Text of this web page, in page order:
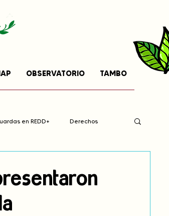
OBSERVATORIO TAMBO
en REDD+ Derechos
Territorios indígenas